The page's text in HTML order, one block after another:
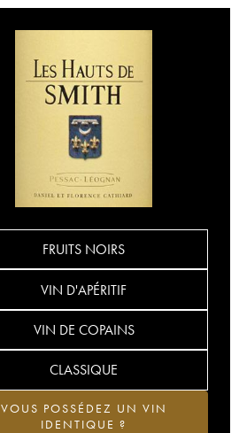
FRUITS NOIRS
VIN D'APÉRITIF
VIN DE COPAINS
CLASSIQUE
VOUS POSSÉDEZ UN VIN
IDENTIQUE ?